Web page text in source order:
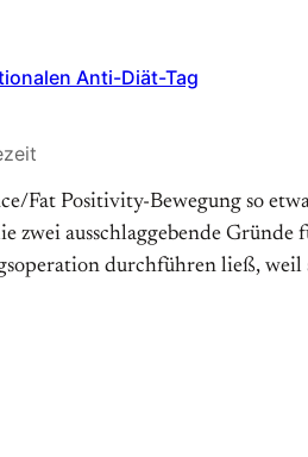
Anti-Diät-Tag
Fat Positivity-Bewegung so
zwei ausschlaggebende Gründe
durchführen ließ, weil